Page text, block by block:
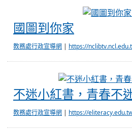
國圖到你家
教務處行政宣導網 | https://
不迷小紅書，青春不
教務處行政宣導網 | https://